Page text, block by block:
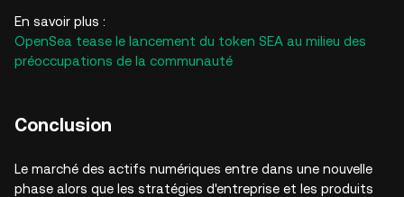
En savoir plus :
OpenSea tease le lancement du token SEA au milieu des
préoccupations de la communauté
Conclusion
Le marché des actifs numériques entre dans une nouvelle
phase alors que les stratégies d'entreprise et les produits